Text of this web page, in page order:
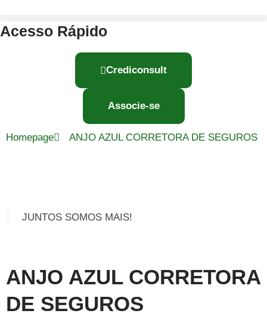
Acesso Rápido
Crediconsult
Associe-se
Homepage ANJO AZUL CORRETORA DE SEGUROS
JUNTOS SOMOS MAIS!
ANJO AZUL CORRETORA
DE SEGUROS